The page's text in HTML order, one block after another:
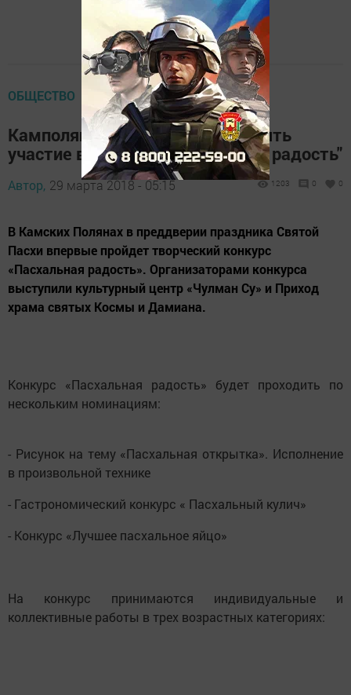
ОБЩЕСТВО
Камполянцев приглашают принять
участие в конкурсе "Пасхальная радость"
Автор, 29 марта 2018 - 05:15 1203 0 0
В Камских Полянах в преддверии праздника Святой
Пасхи впервые пройдет творческий конкурс
«Пасхальная радость». Организаторами конкурса
выступили культурный центр «Чулман Су» и Приход
храма святых Космы и Дамиана.
Конкурс «Пасхальная радость» будет проходить по
нескольким номинациям:
- Рисунок на тему «Пасхальная открытка». Исполнение
в произвольной технике
- Гастрономический конкурс « Пасхальный кулич»
- Конкурс «Лучшее пасхальное яйцо»
На конкурс принимаются индивидуальные и
коллективные работы в трех возрастных категориях: